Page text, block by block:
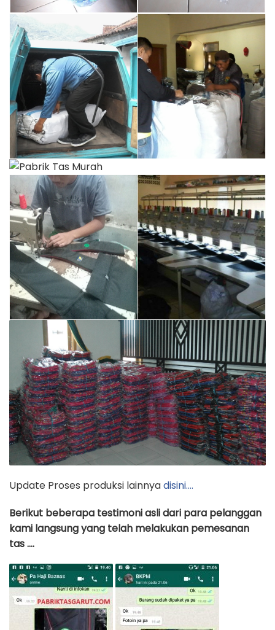
Update Proses produksi lainnyadisini….
Berikut beberapa testimoni asli dari para pelanggan
kami langsung yang telah melakukan pemesanan
tas ….